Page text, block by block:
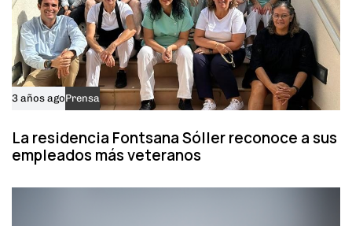
3 años agoPrensa
La residencia Fontsana Sóller reconoce a sus
empleados más veteranos